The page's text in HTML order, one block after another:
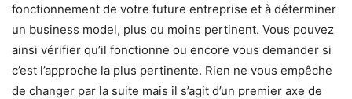
fonctionnement de votre future entreprise et à déterminer
un business model, plus ou moins pertinent. Vous pouvez
ainsi vérifier qu’il fonctionne ou encore vous demander si
c’est l’approche la plus pertinente. Rien ne vous empêche
de changer par la suite mais il s’agit d’un premier axe de